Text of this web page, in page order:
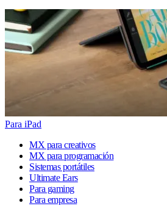
Para iPad
MX para creativos
MX para programación
Sistemas portátiles
Ultimate Ears
Para gaming
Para empresa